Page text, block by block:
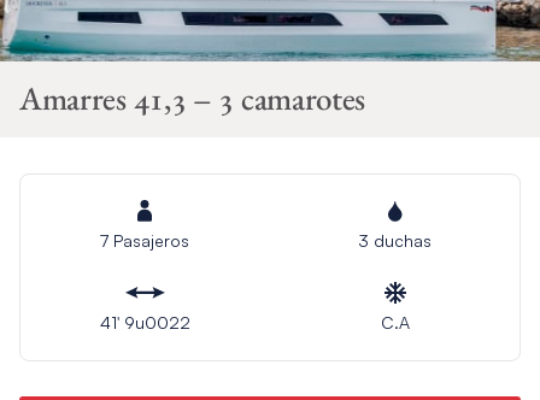
Amarres 41,3 – 3 camarotes
7 Pasajeros 3 duchas
41′ 9u0022 C.A